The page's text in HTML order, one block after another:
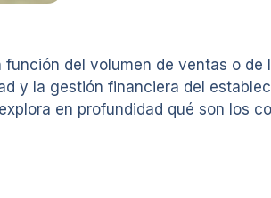
del volumen de ventas o
y la gestión financiera del
en profundidad qué son los